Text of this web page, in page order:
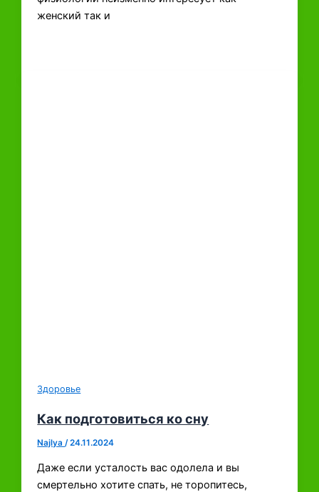
женский так и
Здоровье
Как подготовиться ко сну
Najlya/24.11.2024
Даже если усталость вас одолела и вы
смертельно хотите спать, не торопитесь,